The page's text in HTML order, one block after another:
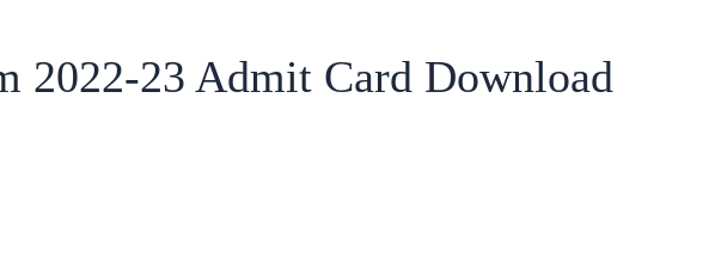
2022-23 Admit Card Download